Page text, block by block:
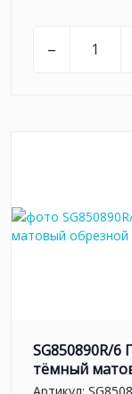
–
SG850890R/6
тёмный